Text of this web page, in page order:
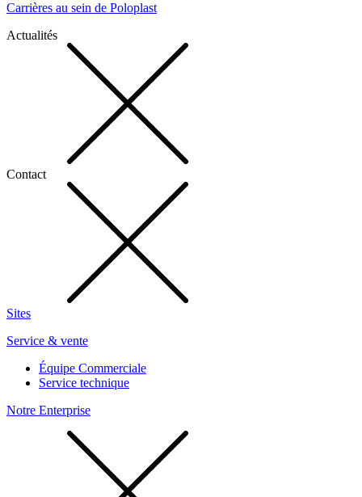
Carrières au sein de Poloplast
Actualités
Contact
Sites
Service & vente
Équipe Commerciale
Service technique
Notre Enterprise